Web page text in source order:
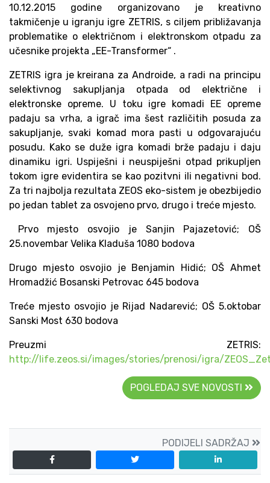
10.12.2015 godine organizovano je kreativno
takmičenje u igranju igre ZETRIS, s ciljem približavanja
problematike o električnom i elektronskom otpadu za
učesnike projekta „EE-Transformer“ .
ZETRIS igra je kreirana za Androide, a radi na principu
selektivnog sakupljanja otpada od električne i
elektronske opreme. U toku igre komadi EE opreme
padaju sa vrha, a igrač ima šest različitih posuda za
sakupljanje, svaki komad mora pasti u odgovarajuću
posudu. Kako se duže igra komadi brže padaju i daju
dinamiku igri. Uspiješni i neuspiješni otpad prikupljen
tokom igre evidentira se kao pozitvni ili negativni bod.
Za tri najbolja rezultata ZEOS eko-sistem je obezbijedio
po jedan tablet za osvojeno prvo, drugo i treće mjesto.
Prvo mjesto osvojio je Sanjin Pajazetović; OŠ
25.novembar Velika Kladuša 1080 bodova
Drugo mjesto osvojio je Benjamin Hidić; OŠ Ahmet
Hromadžić Bosanski Petrovac 645 bodova
Treće mjesto osvojio je Rijad Nadarević; OŠ 5.oktobar
Sanski Most 630 bodova
Preuzmi ZETRIS:
http://life.zeos.si/images/stories/prenosi/igra/
POGLEDAJ SVE NOVOSTI
PODIJELI SADRŽAJ